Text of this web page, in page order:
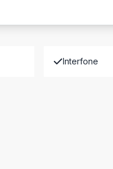
Interfone